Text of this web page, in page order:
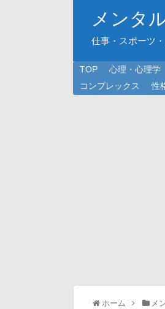
メンタ
仕事・スポーツ
TOP 心理・心理学
コンプレックス
性
ホーム メ